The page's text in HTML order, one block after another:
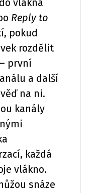
vlákna
Reply to
pokud
rozdělit
první
a další
na ni.
kanály
každá
vlákno.
snáze